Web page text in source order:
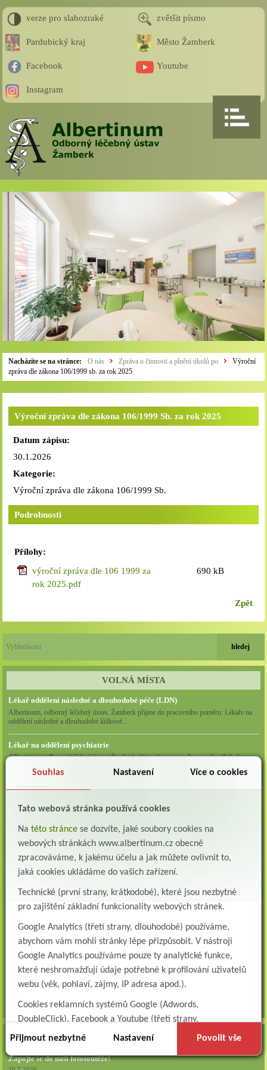
verze pro slabozraké zvětšit písmo
Pardubický kraj Město Žamberk
Facebook Youtube
Instagram
Nacházíte se na stránce: O nás Zpráva o činnosti a plnění úkolů po
Výroční
zpráva dle zákona 106/1999 sb. za rok 2025
Výroční zpráva dle zákona 106/1999 Sb. za rok 2025
Datum zápisu:
30.1.2026
Kategorie:
Výroční zpráva dle zákona 106/1999 Sb.
Podrobnosti
Přílohy:
výroční zpráva dle 106 1999 za
rok 2025.pdf
690 kB
Zpět
VOLNÁ MÍSTA
Lékař oddělení následné a dlouhodobé péče (LDN)
Albertinum, odborný léčebný ústav, Žamberk přijme do pracovního poměru: Lékaře na
oddělení následné a dlouhodobé lůžkové...
Lékař na oddělení psychiatrie
Albertinum, odborný léčebný ústav, Žamberkpřijme do pracovního poměru: Lékaře na
Lékař oddělení pneumologie a ftizeologie (plicní oddělení)
oddělení pneumologie a ftizeologie (pl...
Všeobecná/praktická sestra na LDN
Přidejte se k nám Do našeho týmu přijmeme všeobecnou nebo praktickou sestru na
lůžkové oddělení následné a dlouhodobé pé...
Všeobecná sestra na plicní oddělení
Albertinum, odborný léčebný ústav, přijme do pracovního poměru: VŠEOBECNÁ
Logoped/klinický logoped
Albertinum, OLÚ, Žamberk přijme
KLINICKÉHO LOGOPEDA Nab...
Ergoterapeut/ka
Albertinum, odborný léčebný ústav, přijme do pracovního
poměru: ERGOTERAPEUTA, EGOTERAPEUTKU Požadujeme:odbornou způsobi...
všechna volná místa »
AKTUALITY
Zapojte se do naší fotosoutěže!
Souhlas Nastavení Více o cookies
Tato webová stránka používá cookies
Na této stránce se dozvíte, jaké soubory cookies na
webových stránkách www.albertinum.cz obecně
zpracováváme, k jakému účelu a jak můžete ovlivnit to,
jaká cookies ukládáme do vašich zařízení.
Technické (první strany, krátkodobé), které jsou nezbytné
pro zajištění základní funkcionality webových stránek.
Google Analytics (třetí strany, dlouhodobé) používáme,
abychom vám mohli stránky lépe přizpůsobit. V nástroji
Google Analytics používáme pouze ty analytické funkce,
které neshromažďují údaje potřebné k profilování uživatelů
webu (věk, pohlaví, zájmy, IP adresa apod.).
Cookies reklamních systémů Google (Adwords,
DoubleClick), Facebook a Youtube (třetí strany,
dlouhodobé). Tyto
cookiesslouží k marketingovému
například prostřednictvím personalizované reklamy na
Přijmout nezbytné Nastavení Povolit vše